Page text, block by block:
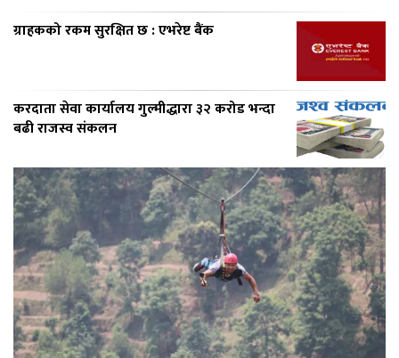
ग्राहकको रकम सुरक्षित छ : एभरेष्ट बैंक
करदाता सेवा कार्यालय गुल्मीद्धारा ३२ करोड भन्दा
बढी राजस्व संकलन